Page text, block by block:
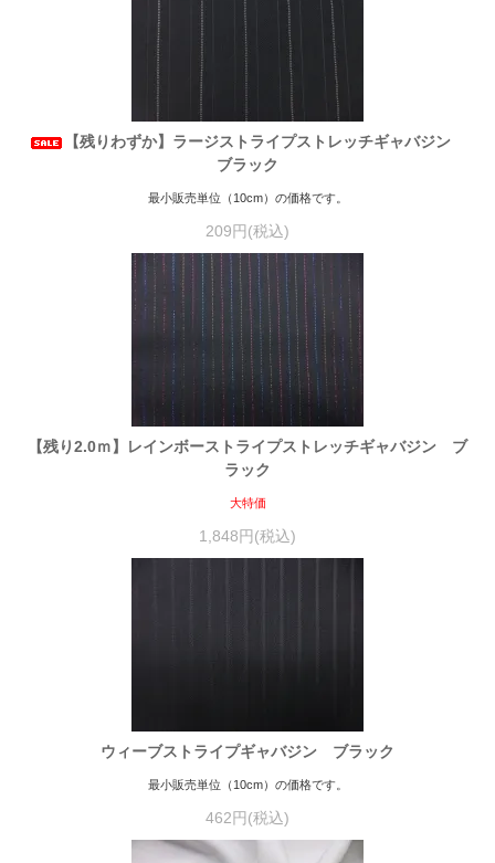
【残りわずか】ラージストライプストレッチギャバジン
ブラック
最小販売単位（10cm）の価格です。
209円(税込)
【残り2.0ｍ】レインボーストライプストレッチギャバジン ブ
ラック
大特価
1,848円(税込)
ウィーブストライプギャバジン ブラック
最小販売単位（10cm）の価格です。
462円(税込)